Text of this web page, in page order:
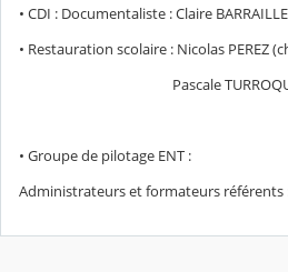
• CDI : Documentaliste : Claire BARRAILLE
• Restauration scolaire : Nicolas PEREZ
Pascale TURROQUE
• Groupe de pilotage ENT :
Administrateurs et formateurs référents :